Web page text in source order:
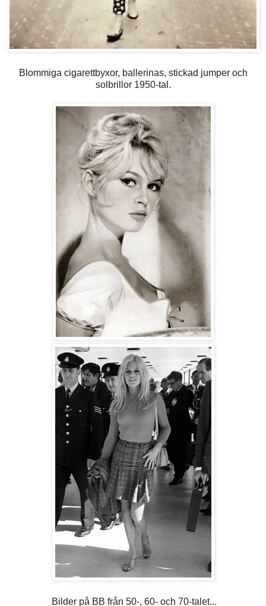
Blommiga cigarettbyxor, ballerinas, stickad jumper och
solbrillor 1950-tal.
Bilder på BB från 50-, 60- och 70-talet...